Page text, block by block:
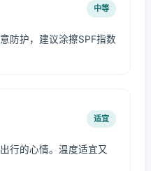
中等
防护，建议涂擦SPF指数
适宜
行的心情。温度适宜又